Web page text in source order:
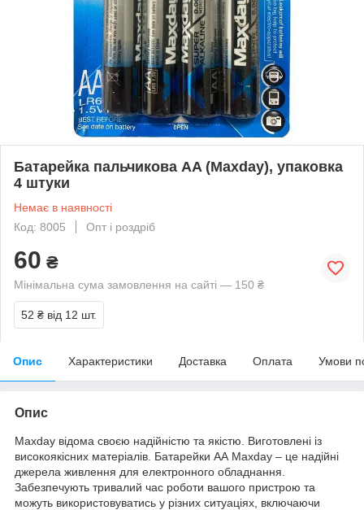
Батарейка пальчикова AA (Maxday), упаковка
4 штуки
Немає в наявності
Код: 8005
Опт і роздріб
60 ₴
Мінімальна сума замовлення на сайті — 150 ₴
52 ₴ від 12 шт.
Опис Характеристики Доставка Оплата Умови
Опис
Maxday відома своєю надійністю та якістю. Виготовлені із
високоякісних матеріалів. Батарейки АА Maxday – це надійні
джерела живлення для електронного обладнання.
Забезпечують тривалий час роботи вашого пристрою та
можуть використовуватись у різних ситуаціях, включаючи